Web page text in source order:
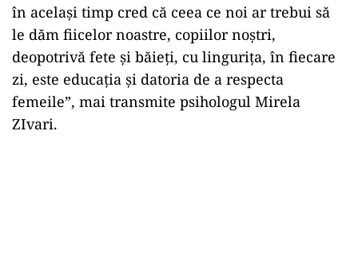
în același timp cred că ceea ce noi ar trebui să
le dăm fiicelor noastre, copiilor noștri,
deopotrivă fete și băieți, cu lingurița, în fiecare
zi, este educația și datoria de a respecta
femeile”, mai transmite psihologul Mirela
ZIvari.